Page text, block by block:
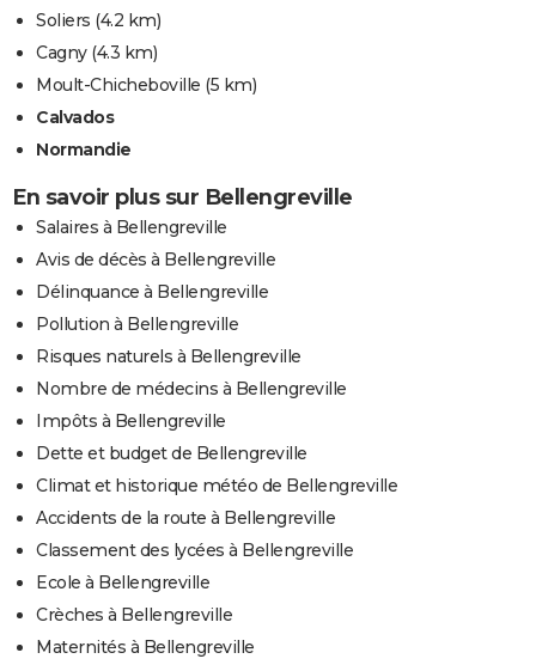
Soliers (4.2 km)
Cagny(4.3 km)
Moult-Chicheboville (5 km)
Calvados
Normandie
En savoir plus sur Bellengreville
Salaires à Bellengreville
Avis de décès à Bellengreville
Délinquance à Bellengreville
Pollution à Bellengreville
Risques naturels à Bellengreville
Nombre de médecins à Bellengreville
Impôts à Bellengreville
Dette et budget de Bellengreville
Climat et historique météo de Bellengreville
Accidents de la route à Bellengreville
Classement des lycées à Bellengreville
Ecole à Bellengreville
Crèches à Bellengreville
Maternités à Bellengreville